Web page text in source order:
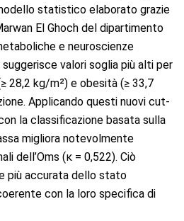
statistico elaborato grazie
El Ghoch del dipartimento
e neuroscienze
valori soglia più alti per
28,2 kg/m²) e obesità (≥ 33,7
Applicando questi nuovi cut-
la classificazione basata sulla
migliora notevolmente
dell’Oms (κ = 0,522). Ciò
più accurata dello stato
con la loro specifica di